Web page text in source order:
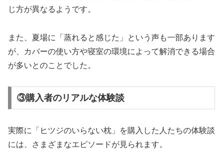
じ方が異なるようです。
また、夏場に「蒸れると感じた」という声も一部あります
が、カバーの使い方や寝室の環境によって解消できる場合
が多いとのことでした。
③購入者のリアルな体験談
実際に「ヒツジのいらない枕」を購入した人たちの体験談
には、さまざまなエピソードが見られます。